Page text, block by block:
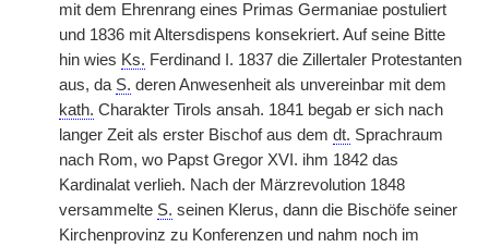
mit dem Ehrenrang eines Primas Germaniae postuliert
und 1836 mit Altersdispens konsekriert. Auf seine Bitte
hin wies Ks. Ferdinand I. 1837 die Zillertaler Protestanten
aus, da S. deren Anwesenheit als unvereinbar mit dem
kath. Charakter Tirols ansah. 1841 begab er sich nach
langer Zeit als erster Bischof aus dem dt. Sprachraum
nach Rom, wo Papst Gregor XVI. ihm 1842 das
Kardinalat verlieh. Nach der Märzrevolution 1848
versammelte S. seinen Klerus, dann die Bischöfe seiner
Kirchenprovinz zu Konferenzen und nahm noch im